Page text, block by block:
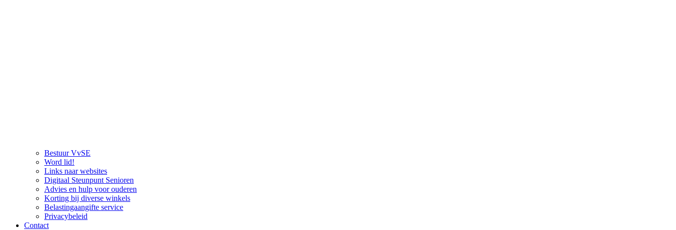
Bestuur VvSE
Word lid!
Links naar websites
Digitaal Steunpunt Senioren
Advies en hulp voor ouderen
Korting bij diverse winkels
Belastingaangifte service
Privacybeleid
Contact